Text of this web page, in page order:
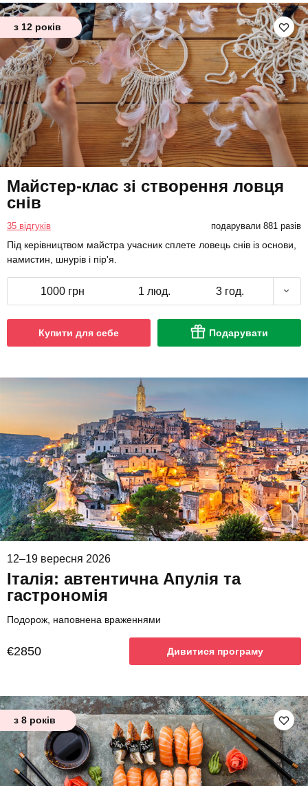
з 12 років
Майстер-клас зі створення ловця
снів
35 відгуків подарували 881 разів
Під керівництвом майстра учасник сплете ловець снів із основи,
намистин, шнурів і пір'я.
1000 грн 1 люд. 3 год.
Купити для себе Подарувати
12–19 вересня 2026
Італія: автентична Апулія та
гастрономія
Подорож, наповнена враженнями
€2850 Дивитися програму
з 8 років